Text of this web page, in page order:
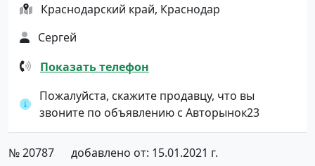
Краснодарский край, Краснодар
Сергей
Показать телефон
Пожалуйста, скажите продавцу, что вы
звоните по объявлению с Авторынок23
№ 20787
добавлено от: 15.01.2021 г.